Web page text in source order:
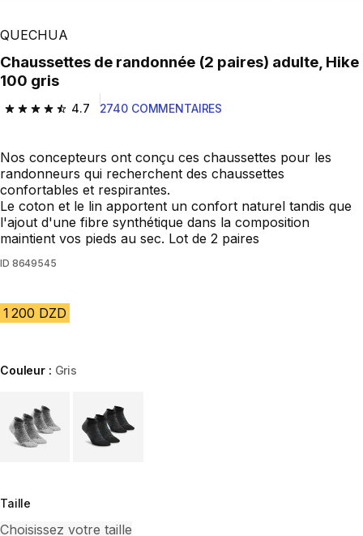
QUECHUA
Chaussettes de randonnée (2 paires) adulte, Hike
100 gris
4.7
4.7 out of 5 stars from 2740 reviews
2740 COMMENTAIRES
Nos concepteurs ont conçu ces chaussettes pour les
randonneurs qui recherchent des chaussettes
confortables et respirantes.
Le coton et le lin apportent un confort naturel tandis que
l'ajout d'une fibre synthétique dans la composition
maintient vos pieds au sec. Lot de 2 paires
ID 8649545
1 200 DZD
Couleur : Gris
Taille